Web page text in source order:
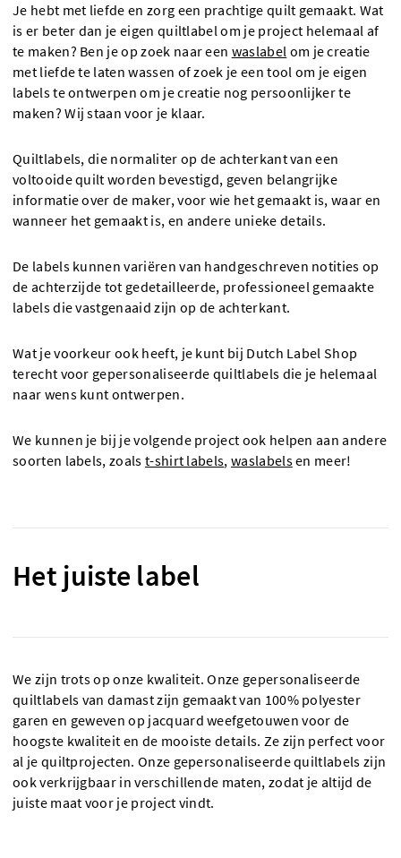
Je hebt met liefde en zorg een prachtige quilt gemaakt. Wat
is er beter dan je eigen quiltlabel om je project helemaal af
te maken? Ben je op zoek naar een waslabel om je creatie
met liefde te laten wassen of zoek je een tool om je eigen
labels te ontwerpen om je creatie nog persoonlijker te
maken? Wij staan voor je klaar.
Quiltlabels, die normaliter op de achterkant van een
voltooide quilt worden bevestigd, geven belangrijke
informatie over de maker, voor wie het gemaakt is, waar en
wanneer het gemaakt is, en andere unieke details.
De labels kunnen variëren van handgeschreven notities op
de achterzijde tot gedetailleerde, professioneel gemaakte
labels die vastgenaaid zijn op de achterkant.
Wat je voorkeur ook heeft, je kunt bij Dutch Label Shop
terecht voor gepersonaliseerde quiltlabels die je helemaal
naar wens kunt ontwerpen.
We kunnen je bij je volgende project ook helpen aan andere
soorten labels, zoals t-shirt labels, waslabelsen meer!
Het juiste label
We zijn trots op onze kwaliteit. Onze gepersonaliseerde
quiltlabels van damast zijn gemaakt van 100% polyester
garen en geweven op jacquard weefgetouwen voor de
hoogste kwaliteit en de mooiste details. Ze zijn perfect voor
al je quiltprojecten. Onze gepersonaliseerde quiltlabels zijn
ook verkrijgbaar in verschillende maten, zodat je altijd de
juiste maat voor je project vindt.